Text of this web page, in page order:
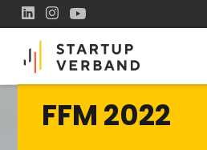
FFM 2022